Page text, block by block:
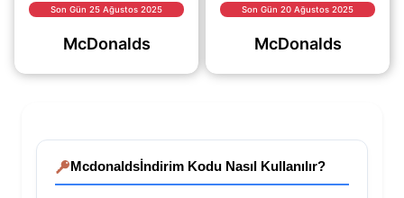
ürünlerde %70 varan
bekliyor..
Son Gün 25 Ağustos 2025
McDonalds
yapacağınız
indirim sağlayan kupon
Son Gün 20 Ağustos 2025
McDonalds
Mcdonaldsİndirim Kodu Nasıl Kullanılır?